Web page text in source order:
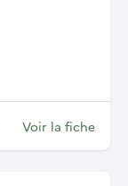
Voir la fiche